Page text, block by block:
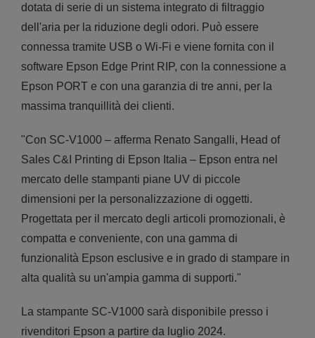
dotata di serie di un sistema integrato di filtraggio
dell'aria per la riduzione degli odori. Può essere
connessa tramite USB o Wi-Fi e viene fornita con il
software Epson Edge Print RIP, con la connessione a
Epson PORT e con una garanzia di tre anni, per la
massima tranquillità dei clienti.
"Con SC-V1000 – afferma Renato Sangalli, Head of
Sales C&I Printing di Epson Italia – Epson entra nel
mercato delle stampanti piane UV di piccole
dimensioni per la personalizzazione di oggetti.
Progettata per il mercato degli articoli promozionali, è
compatta e conveniente, con una gamma di
funzionalità Epson esclusive e in grado di stampare in
alta qualità su un'ampia gamma di supporti."
La stampante SC-V1000 sarà disponibile presso i
rivenditori Epson a partire da luglio 2024.